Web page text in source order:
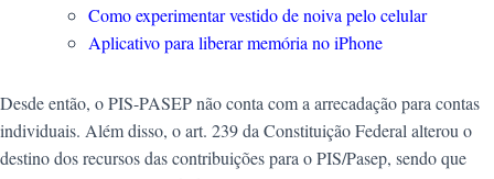
Como experimentar vestido de noiva pelo celular
Aplicativo para liberar memória no iPhone
Desde então, o PIS-PASEP não conta com a arrecadação para contas
individuais. Além disso, o art. 239 da Constituição Federal alterou o
destino dos recursos das contribuições para o PIS/Pasep, sendo que